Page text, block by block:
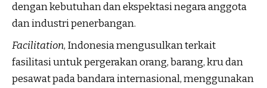
dengan kebutuhan dan ekspektasi negara anggota
dan industri penerbangan.
Facilitation, Indonesia mengusulkan terkait
fasilitasi untuk pergerakan orang, barang, kru dan
pesawat pada bandara internasional, menggunakan